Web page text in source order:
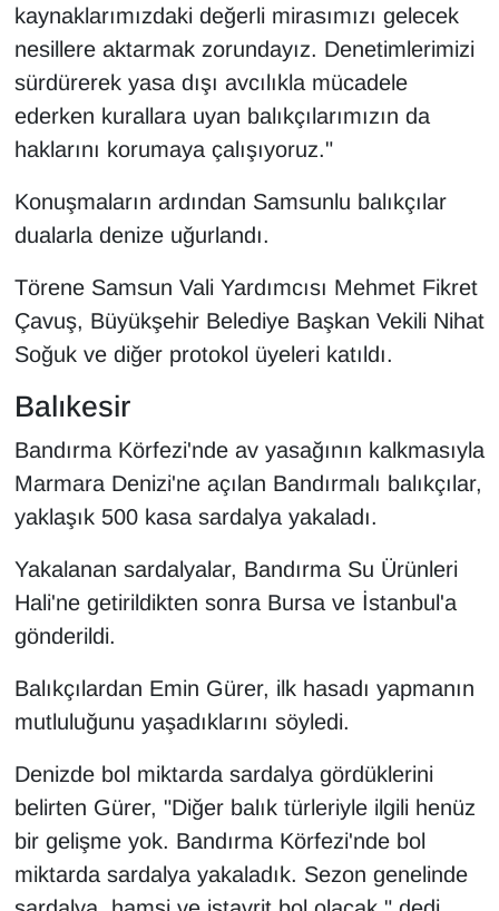
kaynaklarımızdaki değerli mirasımızı gelecek
nesillere aktarmak zorundayız. Denetimlerimizi
sürdürerek yasa dışı avcılıkla mücadele
ederken kurallara uyan balıkçılarımızın da
haklarını korumaya çalışıyoruz."
Konuşmaların ardından Samsunlu balıkçılar
dualarla denize uğurlandı.
Törene Samsun Vali Yardımcısı Mehmet Fikret
Çavuş, Büyükşehir Belediye Başkan Vekili Nihat
Soğuk ve diğer protokol üyeleri katıldı.
Balıkesir
Bandırma Körfezi'nde av yasağının kalkmasıyla
Marmara Denizi'ne açılan Bandırmalı balıkçılar,
yaklaşık 500 kasa sardalya yakaladı.
Yakalanan sardalyalar, Bandırma Su Ürünleri
Hali'ne getirildikten sonra Bursa ve İstanbul'a
gönderildi.
Balıkçılardan Emin Gürer, ilk hasadı yapmanın
mutluluğunu yaşadıklarını söyledi.
Denizde bol miktarda sardalya gördüklerini
belirten Gürer, "Diğer balık türleriyle ilgili henüz
bir gelişme yok. Bandırma Körfezi'nde bol
miktarda sardalya yakaladık. Sezon genelinde